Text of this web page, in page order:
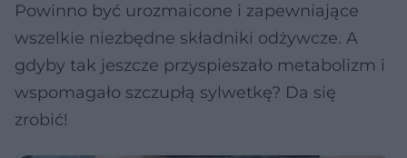
Powinno być urozmaicone i zapewniające
wszelkie niezbędne składniki odżywcze. A
gdyby tak jeszcze przyspieszało metabolizm i
wspomagało szczupłą sylwetkę? Da się
zrobić!